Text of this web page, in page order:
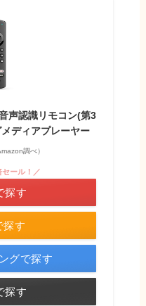
声認識リモコン(第3
ディアプレーヤー
調べ）
探す
セール！／
探す
グで探す
探す